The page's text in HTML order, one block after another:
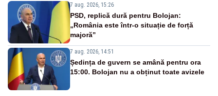
7 aug. 2026, 15:26
PSD, replică dură pentru Bolojan:
„România este într-o situație de forță
majoră”
7 aug. 2026, 14:51
Ședința de guvern se amână pentru ora
15:00. Bolojan nu a obținut toate avizele